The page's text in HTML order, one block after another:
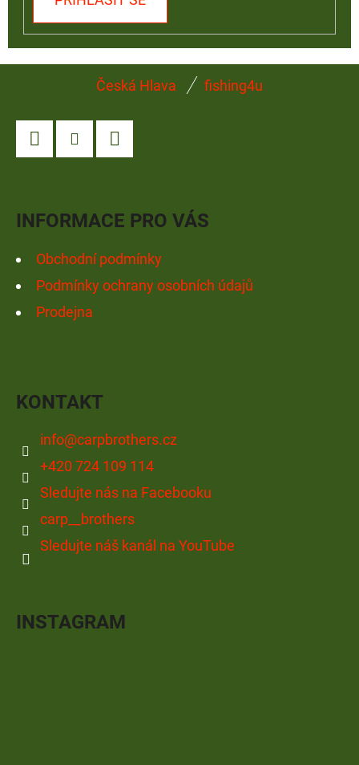
Česká Hlava fishing4u
INFORMACE PRO VÁS
Obchodní podmínky
Podmínky ochrany osobních údajů
Prodejna
KONTAKT
info@carpbrothers.cz
+420 724 109 114
Sledujte nás na Facebooku
carp__brothers
Sledujte náš kanál na YouTube
INSTAGRAM